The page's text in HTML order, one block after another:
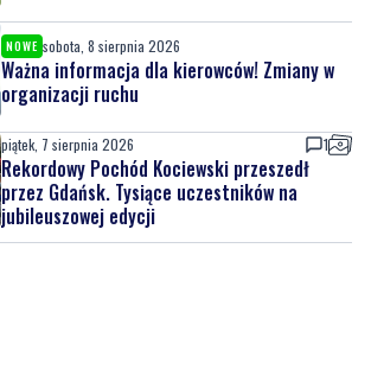
NOWE sobota, 8 sierpnia 2026
Ważna informacja dla kierowców! Zmiany w
organizacji ruchu
piątek, 7 sierpnia 2026 1
Rekordowy Pochód Kociewski przeszedł
przez Gdańsk. Tysiące uczestników na
jubileuszowej edycji